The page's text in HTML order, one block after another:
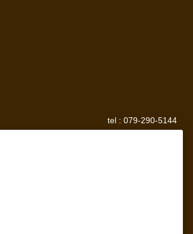
tel : 079-290-5144